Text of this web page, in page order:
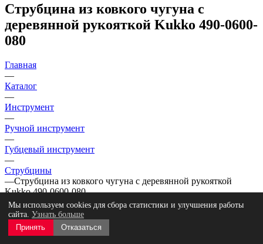
Струбцина из ковкого чугуна с
деревянной рукояткой Kukko 490-0600-
080
Главная
—
Каталог
—
Инструмент
—
Ручной инструмент
—
Губцевый инструмент
—
Струбцины
—Струбцина из ковкого чугуна с деревянной рукояткой
Kukko 490-0600-080
Мы используем cookies для сбора статистики и улучшения работы
сайта. Узнать больше
Принять
Отказаться